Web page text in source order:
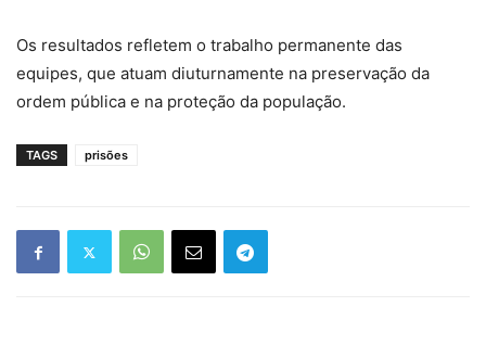
Os resultados refletem o trabalho permanente das
equipes, que atuam diuturnamente na preservação da
ordem pública e na proteção da população.
TAGS prisões